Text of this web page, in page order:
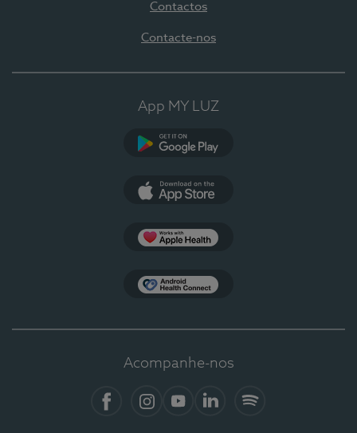
Contactos
Contacte-nos
App MY LUZ
Acompanhe-nos